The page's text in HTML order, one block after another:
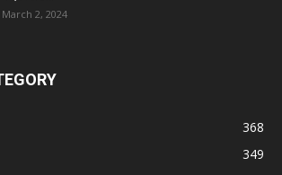
March 2, 2024
368
349